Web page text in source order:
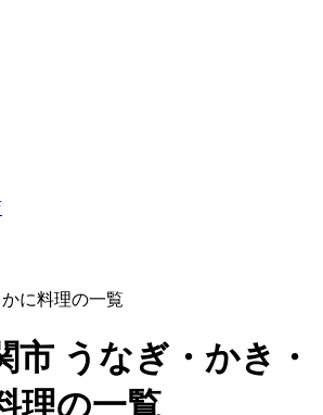
に料理の一覧
市 うなぎ・かき・
理の一覧